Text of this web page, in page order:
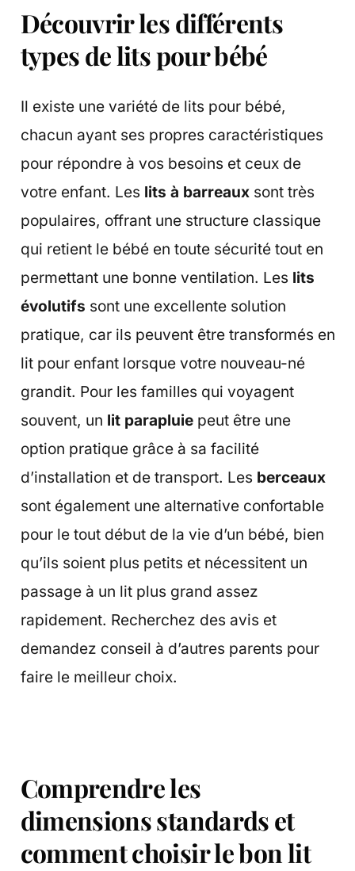
Découvrir les différents
types de lits pour bébé
Il existe une variété de lits pour bébé,
chacun ayant ses propres caractéristiques
pour répondre à vos besoins et ceux de
votre enfant. Les lits à barreauxsont très
populaires, offrant une structure classique
qui retient le bébé en toute sécurité tout en
permettant une bonne ventilation. Les lits
évolutifs sont une excellente solution
pratique, car ils peuvent être transformés en
lit pour enfant lorsque votre nouveau-né
grandit. Pour les familles qui voyagent
souvent, un lit parapluiepeut être une
option pratique grâce à sa facilité
d’installation et de transport. Les berceaux
sont également une alternative confortable
pour le tout début de la vie d’un bébé, bien
qu’ils soient plus petits et nécessitent un
passage à un lit plus grand assez
rapidement. Recherchez des avis et
demandez conseil à d’autres parents pour
faire le meilleur choix.
Comprendre les
dimensions standards et
comment choisir le bon lit